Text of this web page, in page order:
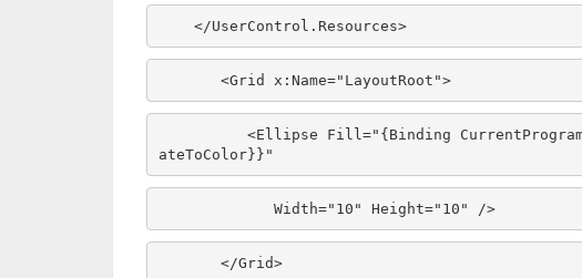
    </UserControl.Resources>
       <Grid x:Name=
"LayoutRoot">
          <Ellipse Fill=
"{Binding
ateToColor}}"
             Width=
"10" Height="10" />
       </Grid>